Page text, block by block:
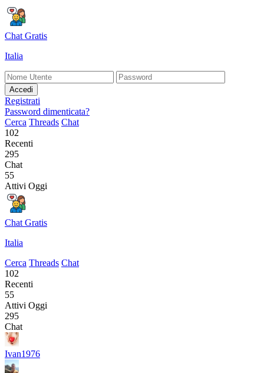
Chat Gratis
Italia
Accedi
Registrati
Password dimenticata?
Cerca Threads Chat
102
Recenti
295
Chat
55
Attivi Oggi
Chat Gratis
Italia
Cerca Threads Chat
102
Recenti
55
Attivi Oggi
295
Chat
Ivan1976